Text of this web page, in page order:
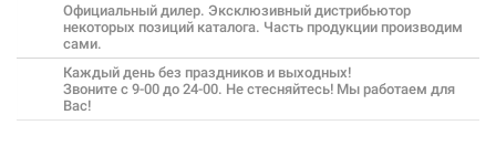
Официальный дилер. Эксклюзивный дистрибьютор
некоторых позиций каталога. Часть продукции производим
сами.
Каждый день без праздников и выходных!
Звоните с 9-00 до 24-00. Не стесняйтесь! Мы работаем для
Вас!